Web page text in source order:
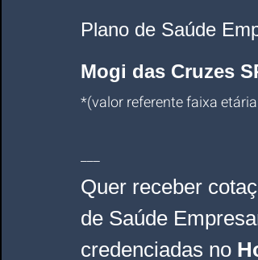
Plano de Saúde
Mogi das Cruzes
*(valor referente faixa
___
Quer receber
de Saúde
credenciadas no